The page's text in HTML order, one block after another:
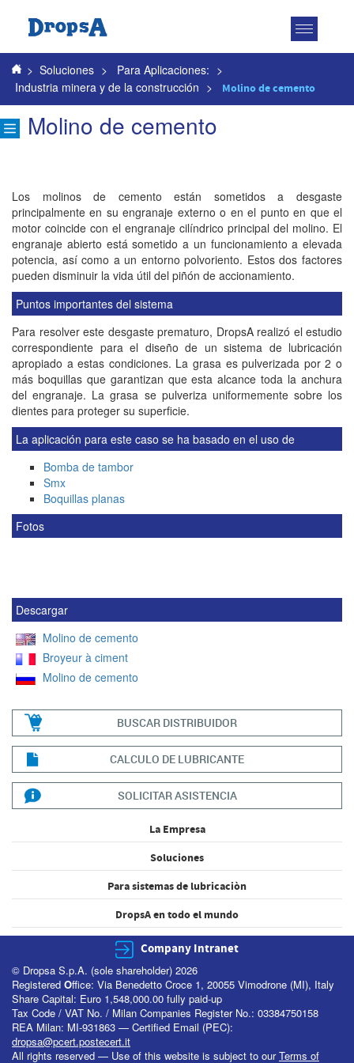
Toggle
> Soluciones > Para Aplicaciones: >
Industria minera y de la construcción > Molino de cemento
Molino de cemento
Los molinos de cemento están sometidos a desgaste
principalmente en su engranaje externo o en el punto en que el
motor coincide con el engranaje cilíndrico principal del molino. El
engranaje abierto está sometido a un funcionamiento a elevada
potencia, así como a un entorno polvoriento. Estos dos factores
pueden disminuir la vida útil del piñón de accionamiento.
Puntos importantes del sistema
Para resolver este desgaste prematuro, DropsA realizó el estudio
correspondiente para el diseño de un sistema de lubricación
apropiado a estas condiciones. La grasa es pulverizada por 2 o
más boquillas que garantizan que esta alcance toda la anchura
del engranaje. La grasa se pulveriza uniformemente sobre los
dientes para proteger su superficie.
La aplicación para este caso se ha basado en el uso de
Bomba de tambor
Smx
Boquillas planas
Fotos
Descargar
Molino de cemento
Broyeur à ciment
Molino de cemento
BUSCAR DISTRIBUIDOR
CALCULO DE LUBRICANTE
SOLICITAR ASISTENCIA
La Empresa
Soluciones
Para sistemas de lubricaciòn
DropsA en todo el mundo
Company Intranet
© Dropsa S.p.A. (sole shareholder) 2026
Registered Office: Via Benedetto Croce 1, 20055 Vimodrone (MI), Italy
Share Capital: Euro 1,548,000.00 fully paid-up
Tax Code / VAT No. / Milan Companies Register No.: 03384750158
REA Milan: MI-931863 — Certified Email (PEC):
dropsa@pcert.postecert.it
All rights reserved — Use of this website is subject to ourTerms of